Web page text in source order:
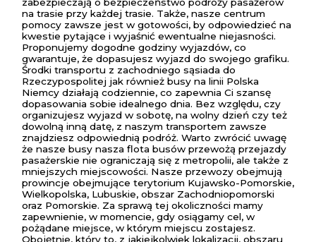
na trasie przy każdej trasie. Także, nasze centrum
pomocy zawsze jest w gotowości, by odpowiedzieć na
kwestie pytające i wyjaśnić ewentualne niejasności.
Proponujemy dogodne godziny wyjazdów, co
gwarantuje, że dopasujesz wyjazd do swojego grafiku.
Środki transportu z zachodniego sąsiada do
Rzeczypospolitej jak również busy na linii Polska
Niemcy działają codziennie, co zapewnia Ci szansę
dopasowania sobie idealnego dnia. Bez względu, czy
organizujesz wyjazd w sobotę, na wolny dzień czy też
dowolną inną datę, z naszym transportem zawsze
znajdziesz odpowiednią podróż. Warto zwrócić uwagę
że nasze busy nasza flota busów przewożą przejazdy
pasażerskie nie ograniczają się z metropolii, ale także z
mniejszych miejscowości. Nasze przewozy obejmują
prowincje obejmujące terytorium Kujawsko-Pomorskie,
Wielkopolska, Lubuskie, obszar Zachodniopomorski
oraz Pomorskie. Za sprawą tej okoliczności mamy
zapewnienie, w momencie, gdy osiągamy cel, w
pożądane miejsce, w którym miejscu zostajesz.
Obojętnie, który to, z jakiejkolwiek lokalizacji, obszaru